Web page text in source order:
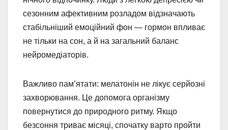
сезонним афективним розладом відзначають
стабільніший емоційний фон — гормон впливає
не тільки на сон, а й на загальний баланс
нейромедіаторів.
Важливо пам’ятати: мелатонін не лікує серйозні
захворювання. Це допомога організму
повернутися до природного ритму. Якщо
безсоння триває місяці, спочатку варто пройти